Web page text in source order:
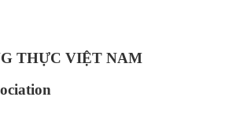
THỰC VIỆT NAM